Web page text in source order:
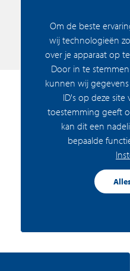
Om de beste
wij technologieën
over je apparaat op
Door in te
kunnen wij
ID's op deze site
toestemming geeft
kan dit een
bepaalde